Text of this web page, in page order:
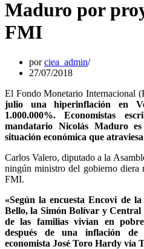
Maduro por
FMI
porciea_admin
27/07/2018
El Fondo Monetario Internacional
julio una hiperinflación en
1.000.000%. Economistas
mandatario Nicolás Maduro
situación económica que
Carlos Valero, diputado a la
ningún ministro del gobierno diera
FMI.
«Según la encuesta Encovi de
Bello, la Simón Bolívar y Central
de las familias vivían en
después de una inflación de
economista José Toro Hardy vía